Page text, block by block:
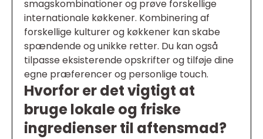
smagskombinationer og prøve forskellige
internationale køkkener. Kombinering af
forskellige kulturer og køkkener kan skabe
spændende og unikke retter. Du kan også
tilpasse eksisterende opskrifter og tilføje dine
egne præferencer og personlige touch.
Hvorfor er det vigtigt at
bruge lokale og friske
ingredienser til aftensmad?